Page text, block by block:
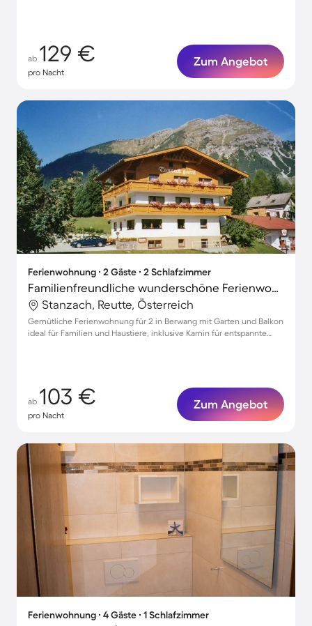
ab 129 €
pro Nacht
Zum Angebot
Ferienwohnung ∙ 2 Gäste ∙ 2 Schlafzimmer
Familienfreundliche wunderschöne Ferienwohnung mit Terrasse und Garten | Nah am Skifahren | Perfekt für die Arbeit von Zuhause | Hunde erlaubt
Stanzach, Reutte, Österreich
Gemütliche Ferienwohnung für 2 in Berwang mit Garten und Balkon
ideal für Familien und Haustiere, inklusive Kamin für entspannte
ab 103 €
pro Nacht
Zum Angebot
Ferienwohnung ∙ 4 Gäste ∙ 1 Schlafzimmer